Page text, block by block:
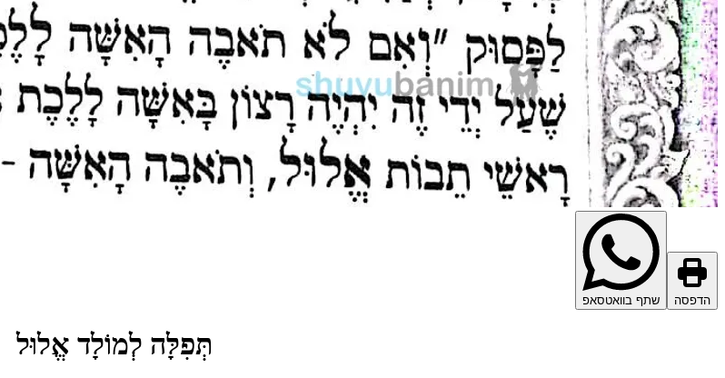
הדפסה שתף בוואטסאפ
תְּפִלָּה לְמוֹלָד אֱלוּל